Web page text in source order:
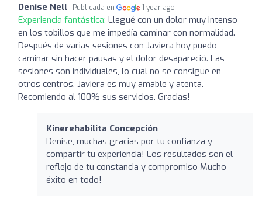
Denise Nell Publicada en 1 year ago
Experiencia fantástica: Llegué con un dolor muy intenso
en los tobillos que me impedía caminar con normalidad.
Después de varias sesiones con Javiera hoy puedo
caminar sin hacer pausas y el dolor desapareció. Las
sesiones son individuales, lo cual no se consigue en
otros centros. Javiera es muy amable y atenta.
Recomiendo al 100% sus servicios. Gracias!
Kinerehabilita Concepción
Denise, muchas gracias por tu confianza y
compartir tu experiencia! Los resultados son el
reflejo de tu constancia y compromiso Mucho
éxito en todo!